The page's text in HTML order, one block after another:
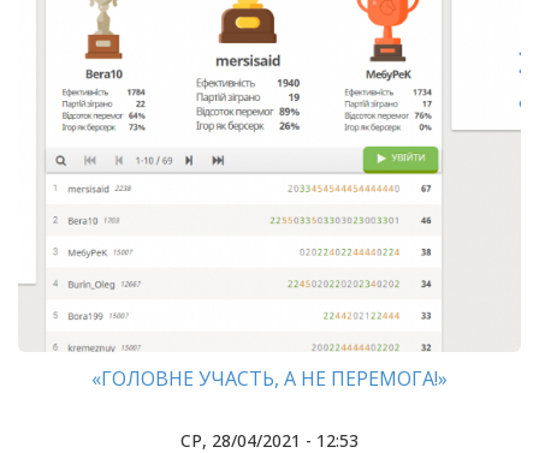
«ГОЛОВНЕ УЧАСТЬ, А НЕ ПЕРЕМОГА!»
СР, 28/04/2021 - 12:53